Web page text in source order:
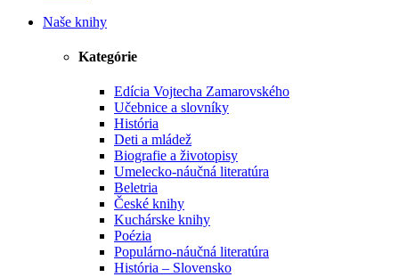
Naše knihy
Kategórie
Edícia Vojtecha Zamarovského
Učebnice a slovníky
História
Deti a mládež
Biografie a životopisy
Umelecko-náučná literatúra
Beletria
České knihy
Kuchárske knihy
Poézia
Populárno-náučná literatúra
História – Slovensko